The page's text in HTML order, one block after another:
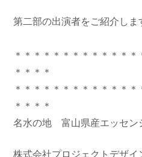
第二部の出演者をご紹介しま
＊＊＊＊＊＊＊＊＊＊＊＊
＊＊＊＊
＊＊＊＊＊＊＊＊＊＊＊＊
＊＊＊＊
名水の地 富山県産エッセン
株式会社プロジェクトデザ